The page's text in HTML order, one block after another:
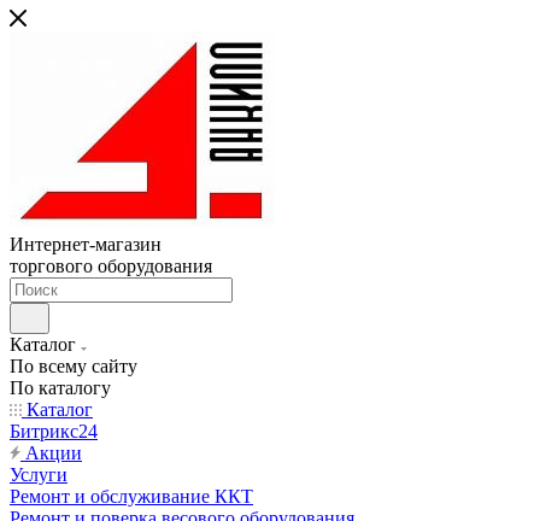
Интернет-магазин
торгового оборудования
Каталог
По всему сайту
По каталогу
Каталог
Битрикс24
Акции
Услуги
Ремонт и обслуживание ККТ